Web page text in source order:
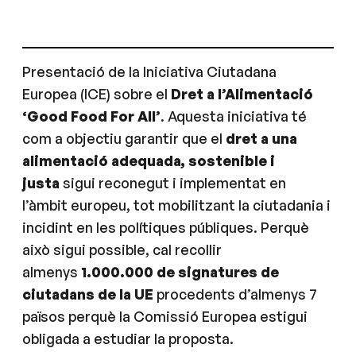
Presentació de la Iniciativa Ciutadana
Europea (ICE) sobre el Dret a l’Alimentació
‘Good Food For All’. Aquesta iniciativa té
com a objectiu garantir que el dret a una
alimentació adequada, sostenible i
justa sigui reconegut i implementat en
l’àmbit europeu, tot mobilitzant la ciutadania i
incidint en les polítiques públiques. Perquè
això sigui possible, cal recollir
almenys 1.000.000 de signatures de
ciutadans de la UE procedents d’almenys 7
països perquè la Comissió Europea estigui
obligada a estudiar la proposta.